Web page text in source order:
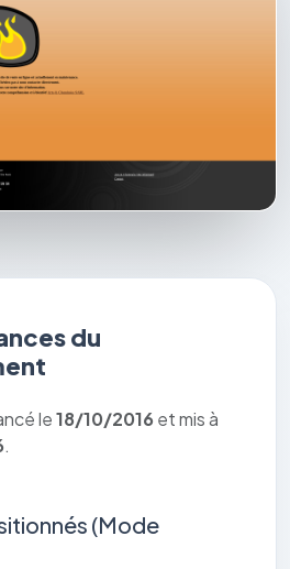
du
le18/10/2016 et mis à
.
(Mode